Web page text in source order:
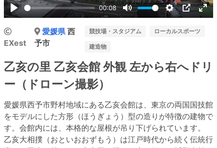
Play
00:08
Mute Settings
PIP
EXest
愛媛県西
予市
競技場・スタジアム ローカルスポーツ
建造物
乙亥の里 乙亥会館 外観 左から右へドリ
ー（ドローン撮影）
愛媛県西予市野村地域にある乙亥会館は、東京の両国国技館
をモデルにした方形（ほうぎょう）型の造りが特徴の建物で
す。会館内には、本格的な屋根が吊り下げられています。
乙亥大相撲（おといおおずもう）は江戸時代から続く伝統行